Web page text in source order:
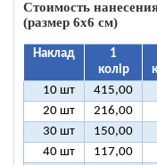
Стоимость
(размер 6х6 см)
Наклад
1
колір
10 шт
415,00
20 шт
216,00
30 шт
150,00
40 шт
117,00